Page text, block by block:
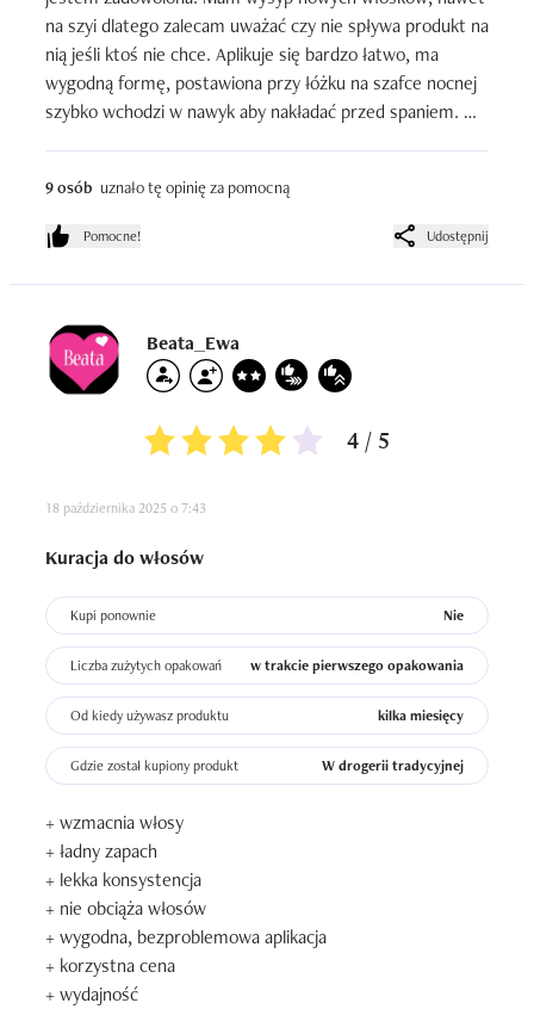
na szyi dlatego zalecam uważać czy nie spływa produkt na
nią jeśli ktoś nie chce. Aplikuje się bardzo łatwo, ma
wygodną formę, postawiona przy łóżku na szafce nocnej
szybko wchodzi w nawyk aby nakładać przed spaniem.
wrażliwych, mnie bardzo piekła.
9 osób uznało tę opinię za pomocną
Pomocne! Udostępnij
Beata_Ewa
4 / 5
18 października 2025 o 7:43
Kuracja do włosów
Kupi ponownie Nie
Liczba zużytych opakowań w trakcie pierwszego opakowania
Od kiedy używasz produktu kilka miesięcy
Gdzie został kupiony produkt W drogerii tradycyjnej
+ wzmacnia włosy
+ ładny zapach
+ lekka konsystencja
+ nie obciąża włosów
+ wygodna, bezproblemowa aplikacja
+ korzystna cena
+ wydajność